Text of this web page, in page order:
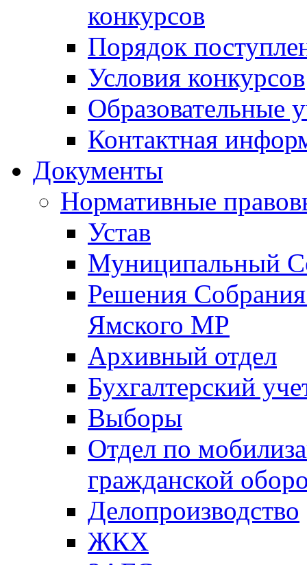
конкурсов
Порядок
Условия конкурсов
Образовательные
Контактная
Документы
Нормативные
Устав
Муниципальный
Решения
Ямского МР
Архивный отдел
Бухгалтерский
Выборы
Отдел по
гражданской
Делопроизводство
ЖКХ